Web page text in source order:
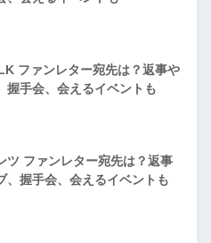
ファンレター宛先は？返事や
握手会、会えるイベントも
ツ ファンレター宛先は？返事
、握手会、会えるイベントも